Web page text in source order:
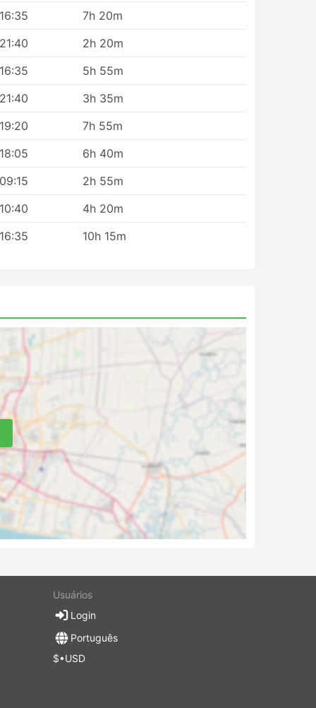
e
16:35
7h 20m
21:40
2h 20m
16:35
5h 55m
21:40
3h 35m
19:20
7h 55m
18:05
6h 40m
09:15
2h 55m
10:40
4h 20m
16:35 10h 15m
Usuários
Login
Português
$•USD